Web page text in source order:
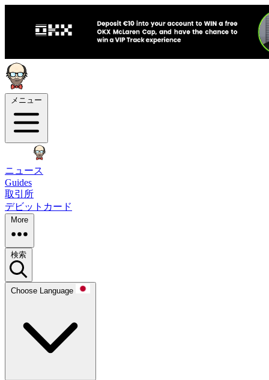
メニュー
ニュース
Guides
取引所
デビットカード
More
検索
Choose Language